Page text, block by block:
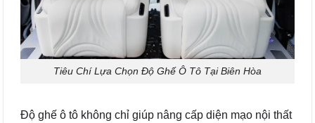
Tiêu Chí Lựa Chọn Độ Ghế Ô Tô Tại Biên Hòa
Độ ghế ô tô không chỉ giúp nâng cấp diện mạo nội thất